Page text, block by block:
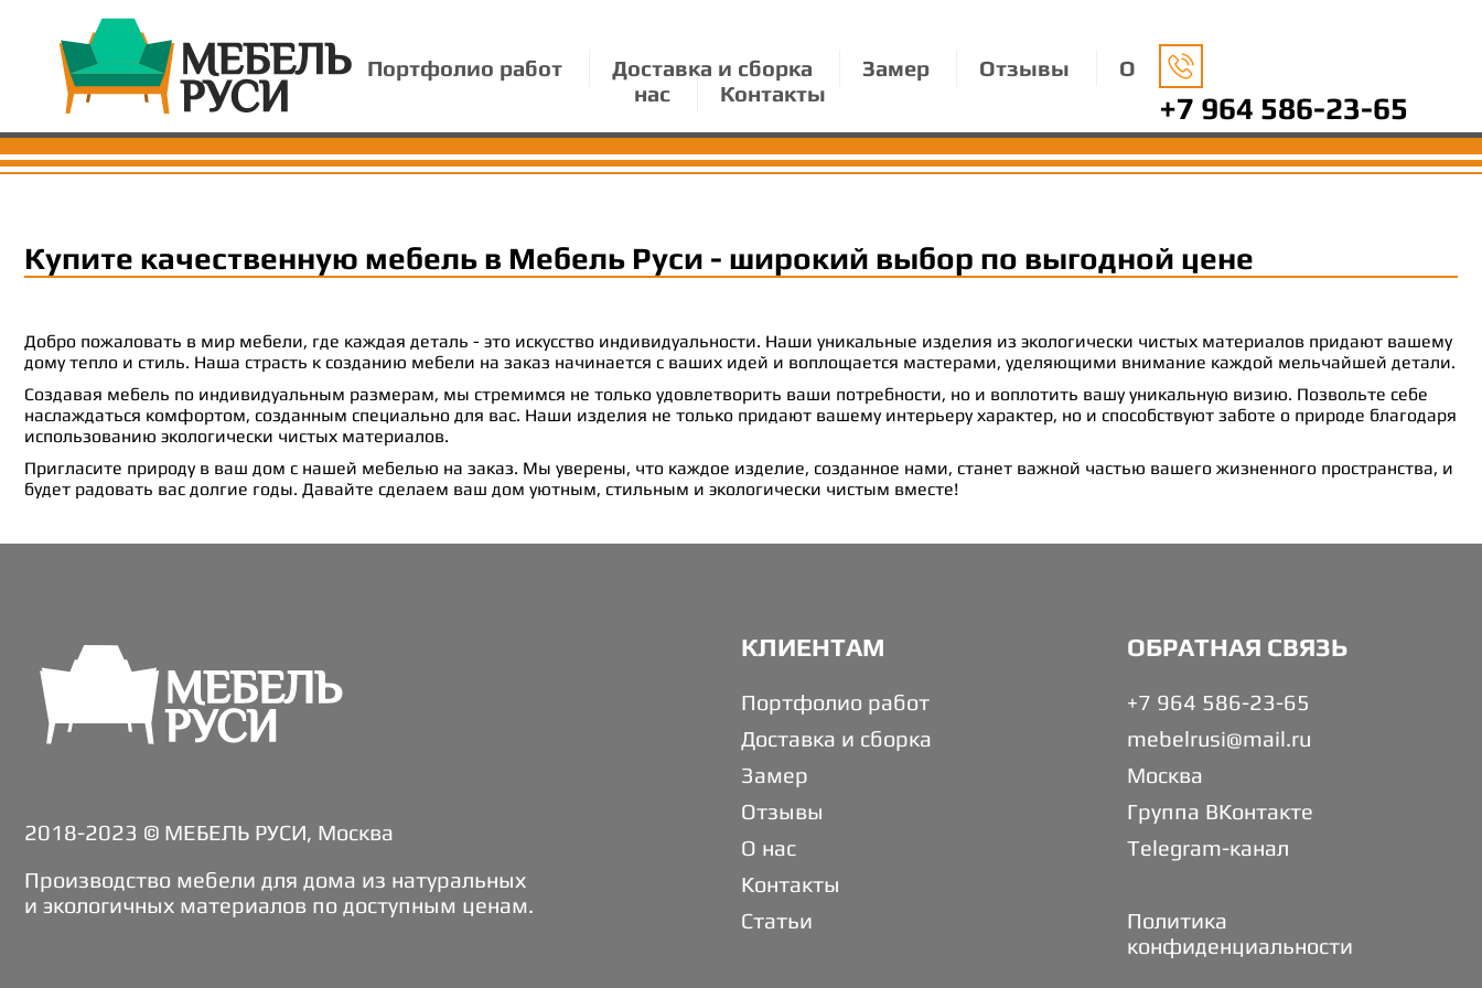
Портфолио работ Доставка и сборка Замер Отзывы
О
нас
Контакты +7 964 586-23-65
Купите качественную мебель в Мебель Руси - широкий выбор по выгодной цене
Добро пожаловать в мир мебели, где каждая деталь - это искусство индивидуальности. Наши уникальные изделия из экологически чистых материалов придают вашему
дому тепло и стиль. Наша страсть к созданию мебели на заказ начинается с ваших идей и воплощается мастерами, уделяющими внимание каждой мельчайшей детали.
Создавая мебель по индивидуальным размерам, мы стремимся не только удовлетворить ваши потребности, но и воплотить вашу уникальную визию. Позвольте себе
наслаждаться комфортом, созданным специально для вас. Наши изделия не только придают вашему интерьеру характер, но и способствуют заботе о природе благодаря
использованию экологически чистых материалов.
Пригласите природу в ваш дом с нашей мебелью на заказ. Мы уверены, что каждое изделие, созданное нами, станет важной частью вашего жизненного пространства, и
будет радовать вас долгие годы. Давайте сделаем ваш дом уютным, стильным и экологически чистым вместе!
2018-2023 © МЕБЕЛЬ РУСИ, Москва
Производство мебели для дома из натуральных
и экологичных материалов по доступным ценам.
КЛИЕНТАМ
Портфолио работ
Доставка и сборка
Замер
Отзывы
О нас
Контакты
Статьи
ОБРАТНАЯ СВЯЗЬ
+7 964 586-23-65
mebelrusi@mail.ru
Москва
Группа ВКонтакте
Telegram-канал
Политика
конфиденциальности